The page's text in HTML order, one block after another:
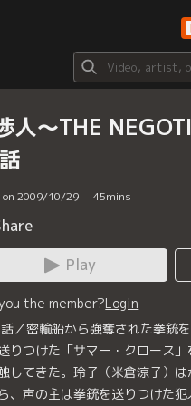
人～THE
on 2009/10/29 45mins
Play
the member?Login
／密輸船から強奪された拳銃
りつけた「サマー・クロース
してきた。玲子（米倉涼子）
、声の主は拳銃を送りつけた